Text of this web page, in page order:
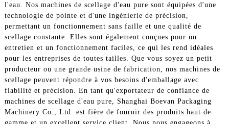
l'eau. Nos machines de scellage d'eau pure sont équipées d'une
technologie de pointe et d'une ingénierie de précision,
permettant un fonctionnement sans faille et une qualité de
scellage constante. Elles sont également conçues pour un
entretien et un fonctionnement faciles, ce qui les rend idéales
pour les entreprises de toutes tailles. Que vous soyez un petit
producteur ou une grande usine de fabrication, nos machines de
scellage peuvent répondre à vos besoins d'emballage avec
fiabilité et précision. En tant qu'exportateur de confiance de
machines de scellage d'eau pure, Shanghai Boevan Packaging
Machinery Co., Ltd. est fière de fournir des produits haut de